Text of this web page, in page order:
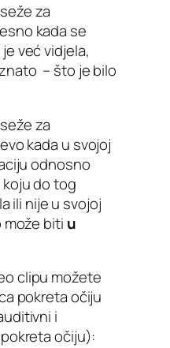
za
kada se
već vidjela,
– što je bilo
za
kada u svojoj
odnosno
do tog
ili nije u svojoj
može biti u
clipu možete
pokreta očiju
i
očiju):